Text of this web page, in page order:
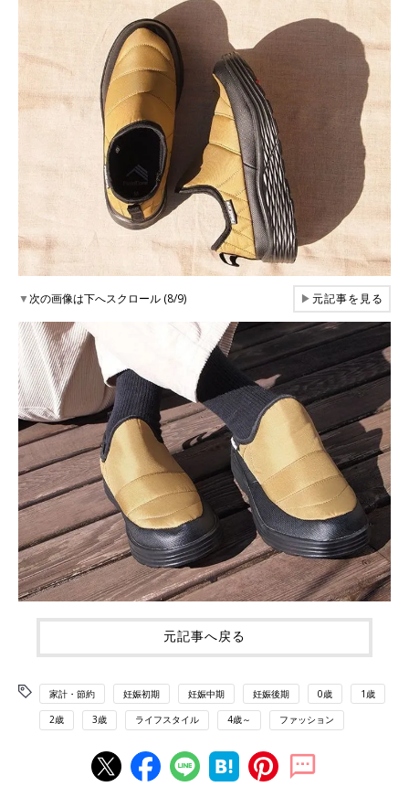
▼次の画像は下へスクロール (8/9) ▶元記事を見る
元記事へ戻る
家計・節約 妊娠初期 妊娠中期 妊娠後期 0歳 1歳
2歳 3歳 ライフスタイル 4歳～ ファッション